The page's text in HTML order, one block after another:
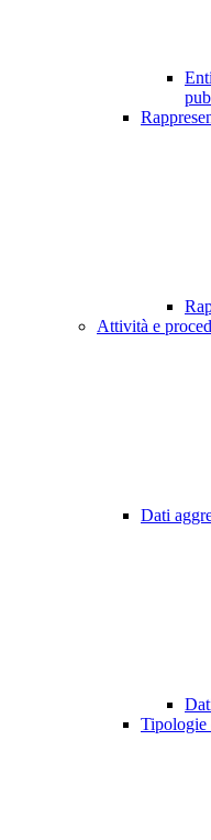
Attività e
Dati
Tipologie